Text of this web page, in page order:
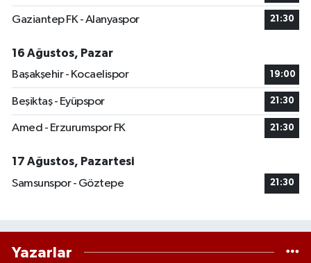
Gaziantep FK - Alanyaspor 21:30
16 Ağustos, Pazar
Başakşehir - Kocaelispor
19:00
Beşiktaş - Eyüpspor 21:30
Amed - Erzurumspor FK 21:30
17 Ağustos, Pazartesi
Samsunspor - Göztepe
21:30
Yazarlar